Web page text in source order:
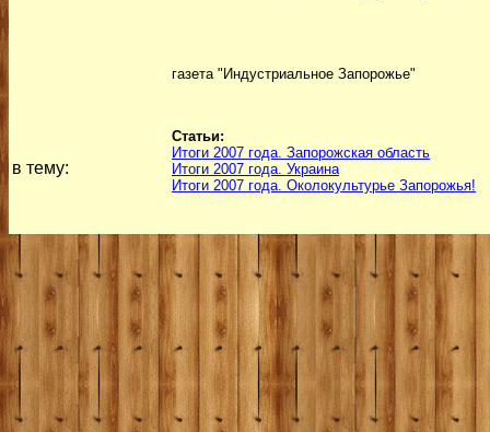
газета "Индустриальное Запорожье"
в тему:
Статьи:
Итоги 2007 года. Запорожская область
Итоги 2007 года. Украина
Итоги 2007 года. Околокультурье Запорожья!